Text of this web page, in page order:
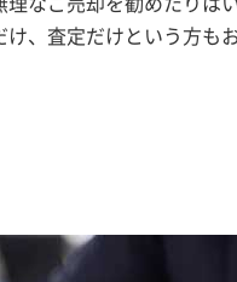
け、査定だけという方も